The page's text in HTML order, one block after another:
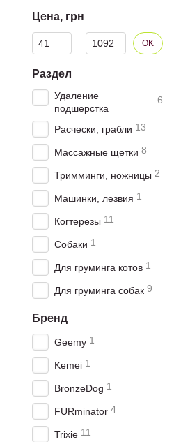
Цена, грн
От Цена, грн
До Цена, грн
OK
Раздел
Удаление
подшерстка
6
Расчески, грабли 13
Массажные щетки 8
Тримминги, ножницы 2
Машинки, лезвия 1
Когтерезы 11
Собаки 1
Для груминга котов 1
Для груминга собак 9
Бренд
Geemy 1
Kemei 1
BronzeDog 1
FURminator 4
Trixie 11